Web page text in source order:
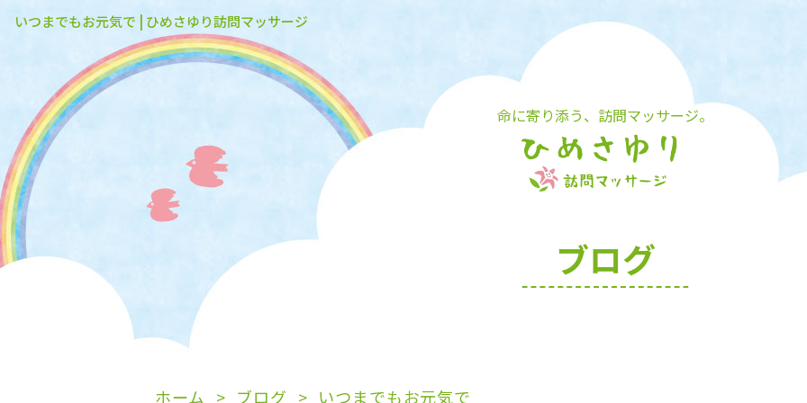
命に寄り添う、訪問マッサージ。
いつまでもお元気で | ひめさゆり訪問マッサージ
ブログ
ホーム ブログ いつまでもお元気で